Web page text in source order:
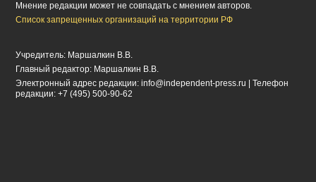
Мнение редакции может не совпадать с мнением авторов.
Список запрещенных организаций на территории РФ
Учредитель: Маршалкин В.В.
Главный редактор: Маршалкин В.В.
Электронный адрес редакции:info@independent-press.ru
| Телефон
редакции: +7 (495) 500-90-62